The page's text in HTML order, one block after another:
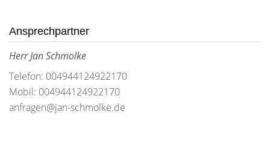
Ansprechpartner
Herr Jan Schmolke
Telefon: 004944124922170
Mobil: 004944124922170
anfragen@jan-schmolke.de